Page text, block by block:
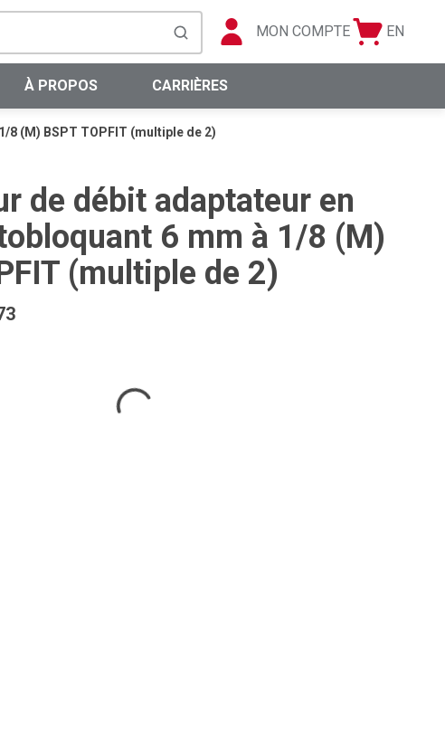
soumettre la recherche
MON COMPTE
Panier
Langue
EN
À PROPOS CARRIÈRES
8 (M) BSPT TOPFIT (multiple de 2)
de débit adaptateur en
6 mm à 1/8 (M)
(multiple de 2)